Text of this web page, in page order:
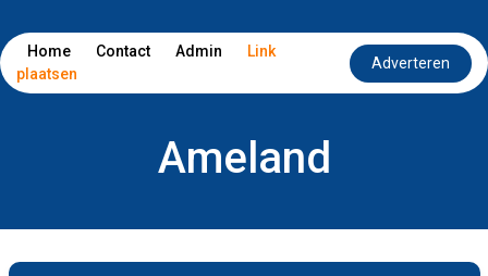
Home Contact Admin
Link
plaatsen
Adverteren
Ameland